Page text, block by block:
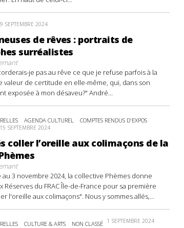
SEPTEMBRE 2024
de rêves : portraits de
surréalistes
je pas au rêve ce que je refuse parfois à la
valeur de certitude en elle-même, qui, dans son
exposée à mon désaveu?" André...
AGENDA CULTUREL
COMPTES RENDUS D'EXPOS
15 SEPTEMBRE 2024
coller l’oreille aux colimaçons de la
au 3 novembre 2024, la collective Phèmes donne
Réserves du FRAC Île-de-France pour sa première
l'oreille aux colimaçons". Nous y sommes allés,...
CULTURE & ARTS NON CLASSÉ 1 SEPTEMBRE 2024